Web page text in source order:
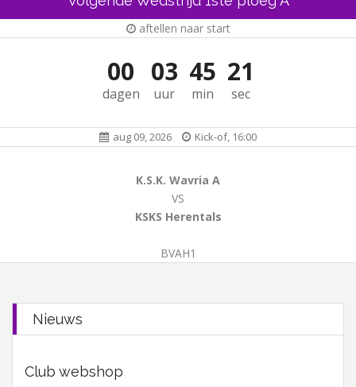
aftellen naar start
00
dagen
03
uur
45
min
20
sec
aug 09, 2026 Kick-of, 16:00
K.S.K. Wavria A
VS
KSKS Herentals
BVAH1
Nieuws
Club webshop